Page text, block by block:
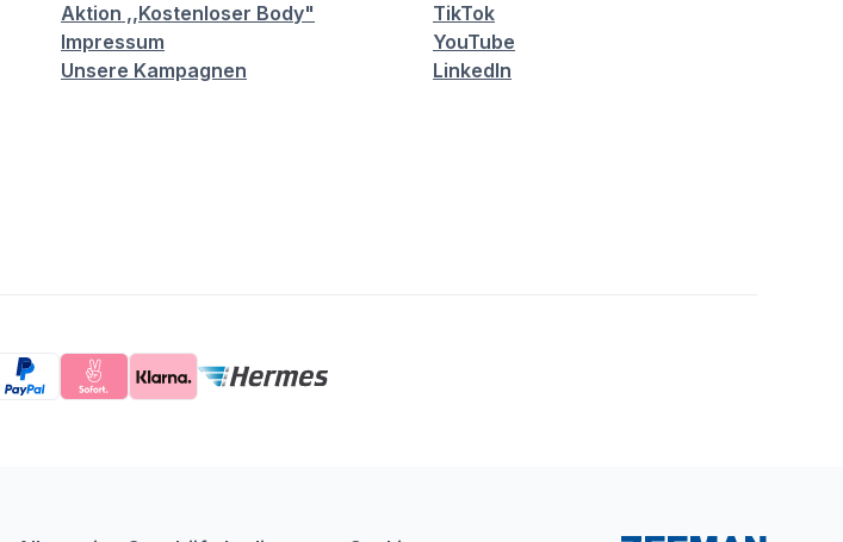
Aktion ,,Kostenloser Body"
Impressum
Unsere Kampagnen
TikTok
YouTube
LinkedIn